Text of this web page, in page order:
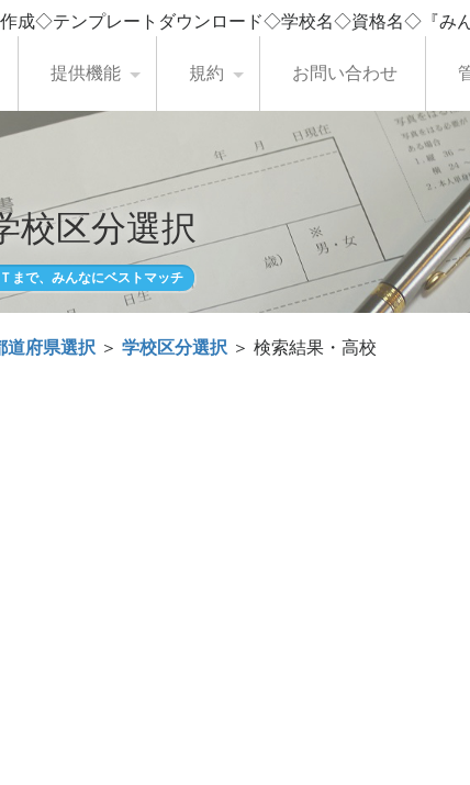
成◇テンプレートダウンロード◇学校名◇資格名◇『み
提供機能 規約 お問い合わせ
校区分選択
まで、みんなにベストマッチ
道府県選択 ＞ 学校区分選択 ＞ 検索結果・高校